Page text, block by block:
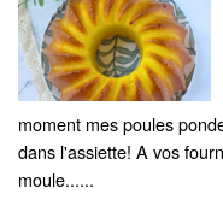
moment mes poules
dans l'assiette! A vos
moule......